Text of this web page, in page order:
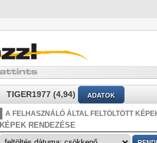
TIGER1977 (4,94) ADATOK
A FELHASZNÁLÓ ÁLTAL FELTÖLTÖTT
KÉPEK RENDEZÉSE